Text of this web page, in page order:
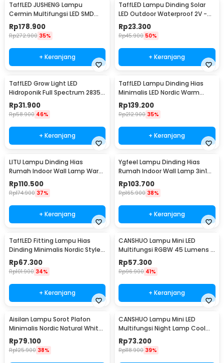
TaffLED JUSHENG Lampu
Cermin Multifungsi LED SMD
2835 Cool White 14W 62cm -
5960
Rp178.900
Rp272.900 35%
+ Keranjang
TaffLED Lampu Dinding Solar
LED Outdoor Waterproof 2V -
OO10
Rp23.300
Rp45.900 50%
+ Keranjang
TaffLED Grow Light LED
Hidroponik Full Spectrum 2835
SMD 220V 50W - RO22
Rp31.900
Rp58.900 46%
+ Keranjang
TaffLED Lampu Dinding Hias
Minimalis LED Nordic Warm
White E27 12W - G9
Rp139.200
Rp212.900 35%
+ Keranjang
LITU Lampu Dinding Hias
Rumah Indoor Wall Lamp Warm
White 3000K 7W - W22
Rp110.500
Rp174.900 37%
+ Keranjang
Ygfeel Lampu Dinding Hias
Rumah Indoor Wall Lamp 3in1
Color - JS-QD407
Rp103.700
Rp165.900 38%
+ Keranjang
TaffLED Fitting Lampu Hias
Dinding Minimalis Nordic Style
E27 265V - WF-M004
Rp67.300
Rp101.900 34%
+ Keranjang
CANSHUO Lampu Mini LED
Multifungsi RGBW 45 Lumens 3
PCS with Remote - YJ-905
Rp57.300
Rp96.900 41%
+ Keranjang
Aisilan Lampu Sorot Plafon
Minimalis Nordic Natural White
4000K 7W - MSD52
Rp79.100
Rp125.900 38%
CANSHUO Lampu Mini LED
Multifungsi Night Lamp Cool
White 4.5V 3W 6 PCS - TD001
Rp73.200
Rp118.900 39%